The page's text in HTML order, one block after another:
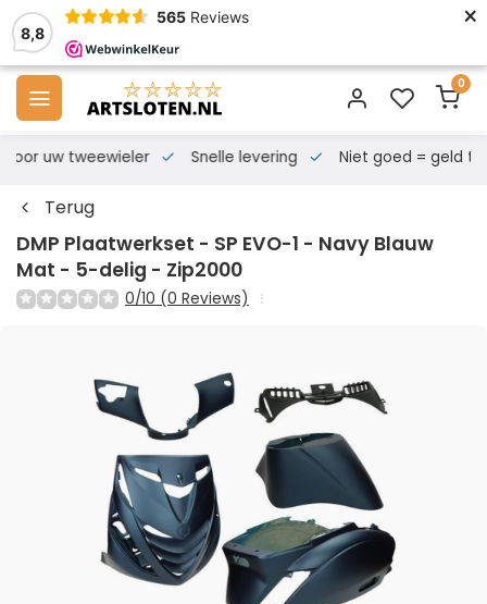
8,8
565 Reviews ×
0
voor uw tweewieler Snelle levering Niet goed = geld
Terug
DMP Plaatwerkset - SP EVO-1 - Navy Blauw
Mat - 5-delig - Zip2000
0/10 (0 Reviews)